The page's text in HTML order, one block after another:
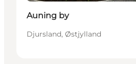
Auning by
Djursland, Østjylland